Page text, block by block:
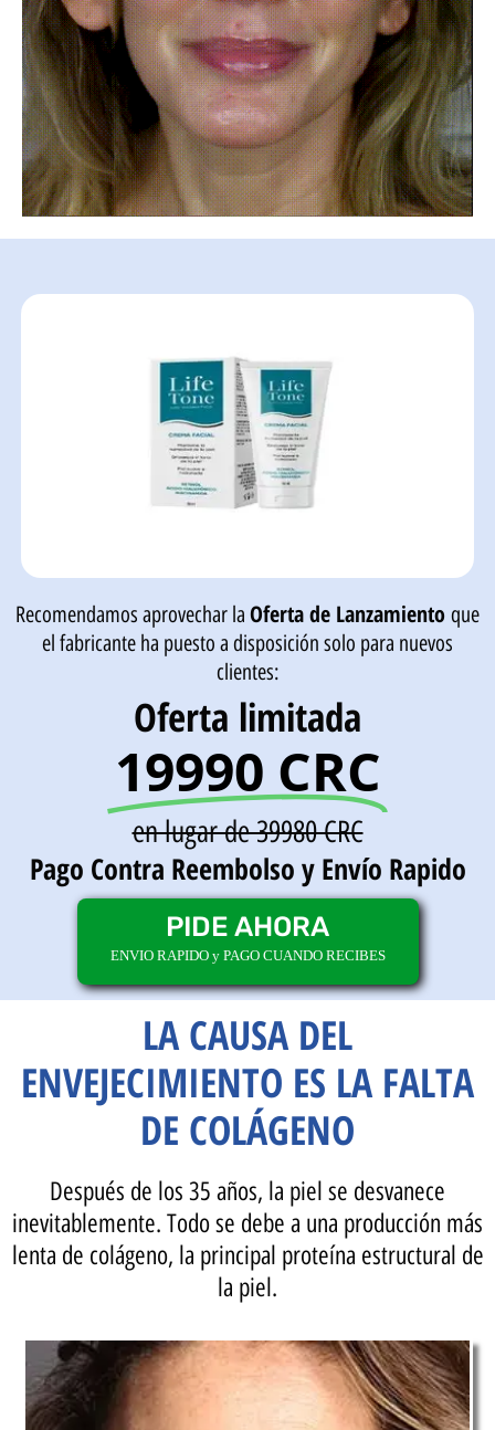
Recomendamos aprovechar la Oferta de Lanzamiento que
el fabricante ha puesto a disposición solo para nuevos
clientes:
Oferta limitada
19990 CRC
en lugar de 39980 CRC
Pago Contra Reembolso y Envío Rapido
PIDE AHORA
ENVIO RAPIDO y PAGO CUANDO RECIBES
LA CAUSA DEL
ENVEJECIMIENTO ES LA FALTA
DE COLÁGENO
Después de los 35 años, la piel se desvanece
inevitablemente. Todo se debe a una producción más
lenta de colágeno, la principal proteína estructural de
la piel.